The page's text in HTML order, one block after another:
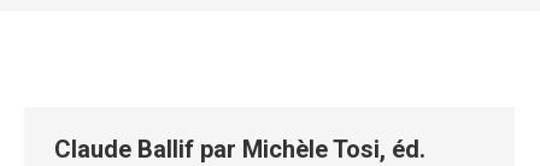
Claude Ballif par Michèle Tosi, éd.